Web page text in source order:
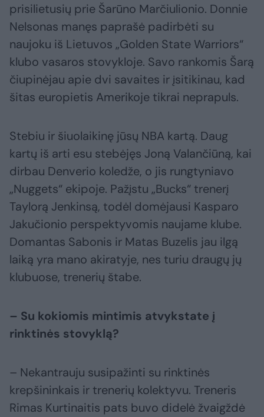
prisilietusių prie Šarūno Marčiulionio. Donnie
Nelsonas manęs paprašė padirbėti su
naujoku iš Lietuvos „Golden State Warriors“
klubo vasaros stovykloje. Savo rankomis Šarą
čiupinėjau apie dvi savaites ir įsitikinau, kad
šitas europietis Amerikoje tikrai neprapuls.
Stebiu ir šiuolaikinę jūsų NBA kartą. Daug
kartų iš arti esu stebėjęs Joną Valančiūną, kai
dirbau Denverio koledže, o jis rungtyniavo
„Nuggets“ ekipoje. Pažįstu „Bucks“ trenerį
Taylorą Jenkinsą, todėl domėjausi Kasparo
Jakučionio perspektyvomis naujame klube.
Domantas Sabonis ir Matas Buzelis jau ilgą
laiką yra mano akiratyje, nes turiu draugų jų
klubuose, trenerių štabe.
– Su kokiomis mintimis atvykstate į
rinktinės stovyklą?
– Nekantrauju susipažinti su rinktinės
krepšininkais ir trenerių kolektyvu. Treneris
Rimas Kurtinaitis pats buvo didelė žvaigždė